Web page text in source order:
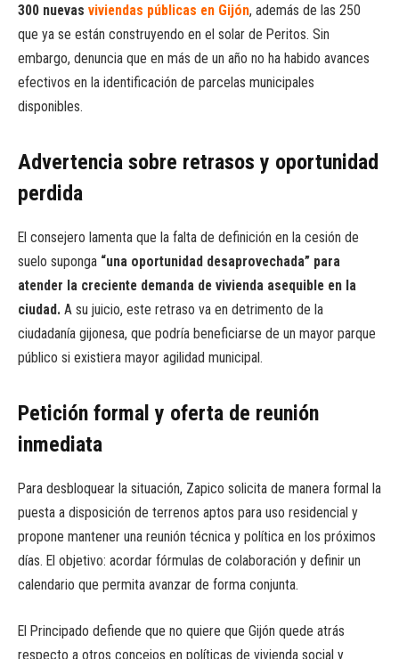
300 nuevas viviendas públicas en Gijón, además de las 250
que ya se están construyendo en el solar de Peritos. Sin
embargo, denuncia que en más de un año no ha habido avances
efectivos en la identificación de parcelas municipales
disponibles.
Advertencia sobre retrasos y oportunidad
perdida
El consejero lamenta que la falta de definición en la cesión de
suelo suponga “una oportunidad desaprovechada” para
atender la creciente demanda de vivienda asequible en la
ciudad. A su juicio, este retraso va en detrimento de la
ciudadanía gijonesa, que podría beneficiarse de un mayor parque
público si existiera mayor agilidad municipal.
Petición formal y oferta de reunión
inmediata
Para desbloquear la situación, Zapico solicita de manera formal la
puesta a disposición de terrenos aptos para uso residencial y
propone mantener una reunión técnica y política en los próximos
días. El objetivo: acordar fórmulas de colaboración y definir un
calendario que permita avanzar de forma conjunta.
El Principado defiende que no quiere que Gijón quede atrás
respecto a otros concejos en políticas de vivienda social y